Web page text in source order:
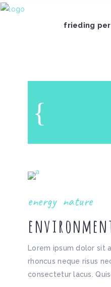
frieding
energy nature
Lorem ipsum dolor sit
rhoncus neque risus
consectetur lacus.